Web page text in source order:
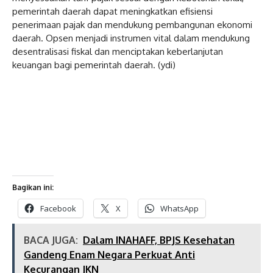
pemerintah daerah dapat meningkatkan efisiensi
penerimaan pajak dan mendukung pembangunan ekonomi
daerah. Opsen menjadi instrumen vital dalam mendukung
desentralisasi fiskal dan menciptakan keberlanjutan
keuangan bagi pemerintah daerah. (ydi)
Bagikan ini:
Facebook X WhatsApp
BACA JUGA: Dalam INAHAFF, BPJS Kesehatan
Gandeng Enam Negara Perkuat Anti
Kecurangan JKN